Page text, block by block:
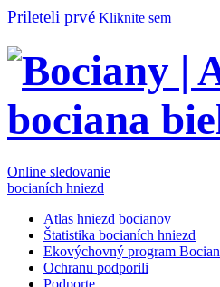
Prileteli prvé Kliknite sem
Online sledovanie
bocianích hniezd
Atlas hniezd bocianov
Štatistika bocianích hniezd
Ekovýchovný program Bocian
Ochranu podporili
Podporte